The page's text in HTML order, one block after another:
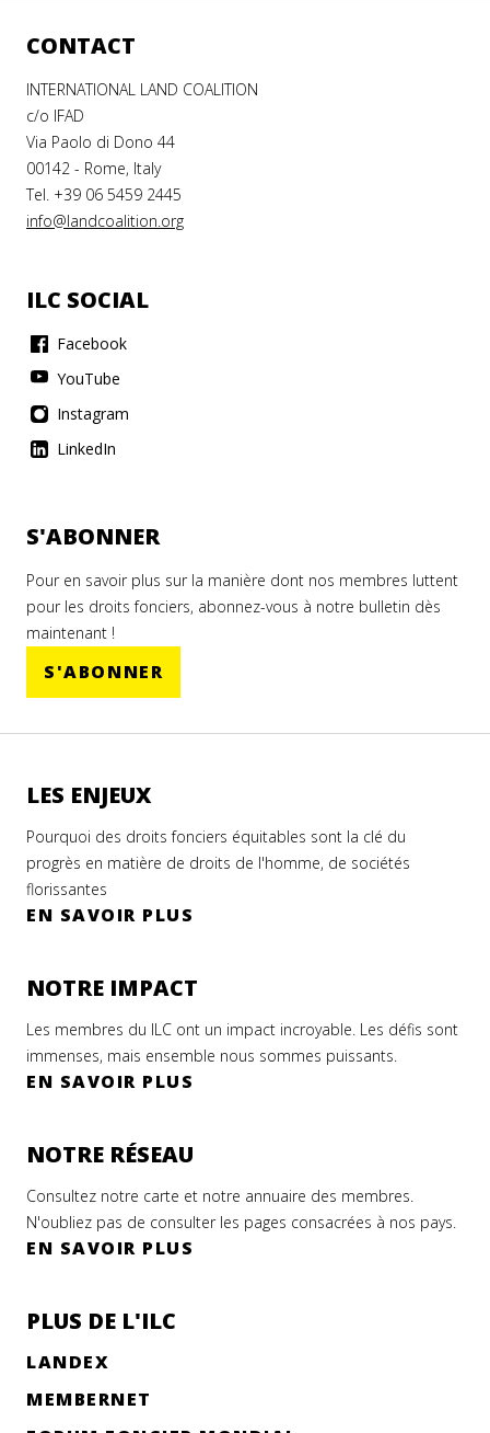
CONTACT
INTERNATIONAL LAND COALITION
c/o IFAD
Via Paolo di Dono 44
00142 - Rome, Italy
Tel. +39 06 5459 2445
info@landcoalition.org
ILC SOCIAL
Facebook
YouTube
Instagram
LinkedIn
S'ABONNER
Pour en savoir plus sur la manière dont nos membres luttent
pour les droits fonciers, abonnez-vous à notre bulletin dès
maintenant !
S'ABONNER
LES ENJEUX
Pourquoi des droits fonciers équitables sont la clé du
progrès en matière de droits de l'homme, de sociétés
florissantes
EN SAVOIR PLUS
NOTRE IMPACT
Les membres du ILC ont un impact incroyable. Les défis sont
immenses, mais ensemble nous sommes puissants.
EN SAVOIR PLUS
NOTRE RÉSEAU
Consultez notre carte et notre annuaire des membres.
N'oubliez pas de consulter les pages consacrées à nos pays.
EN SAVOIR PLUS
PLUS DE L'ILC
LANDEX
MEMBERNET